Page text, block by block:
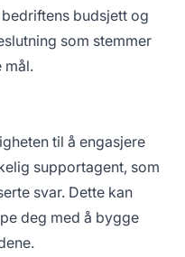
budsjett og
som stemmer
mål.
til å engasjere
supportagent, som
svar. Dette kan
deg med å bygge